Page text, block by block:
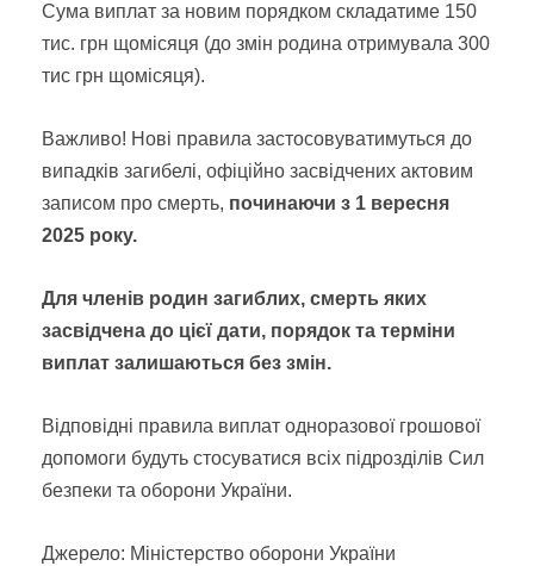
Сума виплат за новим порядком складатиме 150
тис. грн щомісяця (до змін родина отримувала 300
тис грн щомісяця).
Важливо! Нові правила застосовуватимуться до
випадків загибелі, офіційно засвідчених актовим
записом про смерть, починаючи з 1 вересня
2025 року.
Для членів родин загиблих, смерть яких
засвідчена до цієї дати, порядок та терміни
виплат залишаються без змін.
Відповідні правила виплат одноразової грошової
допомоги будуть стосуватися всіх підрозділів Сил
безпеки та оборони України.
Джерело: Міністерство оборони України